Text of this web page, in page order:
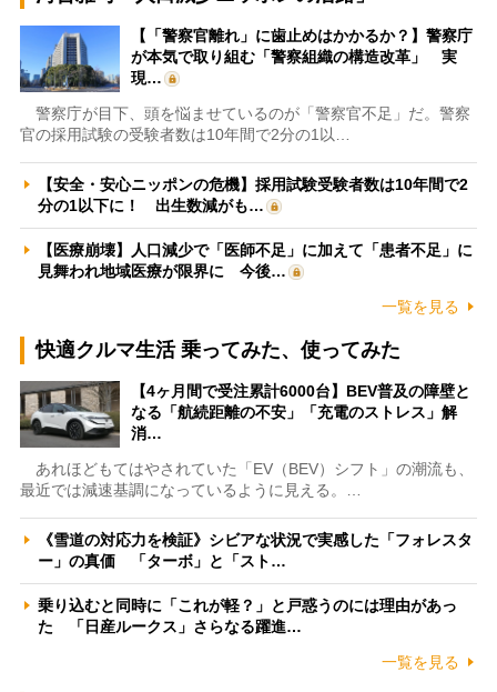
【「警察官離れ」に歯止めはかかるか？】警察庁
が本気で取り組む「警察組織の構造改革」 実
現…
警察庁が目下、頭を悩ませているのが「警察官不足」だ。警察
官の採用試験の受験者数は10年間で2分の1以…
【安全・安心ニッポンの危機】採用試験受験者数は10年間で2
分の1以下に！ 出生数減がも…
【医療崩壊】人口減少で「医師不足」に加えて「患者不足」に
見舞われ地域医療が限界に 今後…
一覧を見る
快適クルマ生活 乗ってみた、使ってみた
【4ヶ月間で受注累計6000台】BEV普及の障壁と
なる「航続距離の不安」「充電のストレス」解
消…
あれほどもてはやされていた「EV（BEV）シフト」の潮流も、
最近では減速基調になっているように見える。…
《雪道の対応力を検証》シビアな状況で実感した「フォレスタ
ー」の真価 「ターボ」と「スト…
乗り込むと同時に「これが軽？」と戸惑うのには理由があっ
た 「日産ルークス」さらなる躍進…
一覧を見る